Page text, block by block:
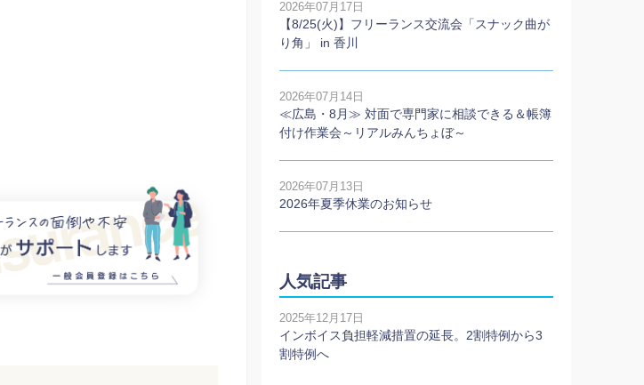
2026年07月17日
【8/25(火)】フリーランス交流会「スナック曲が
り角」 in 香川
2026年07月14日
≪広島・8月≫ 対面で専門家に相談できる＆帳簿
付け作業会～リアルみんちょぼ～
2026年07月13日
2026年夏季休業のお知らせ
人気記事
2025年12月17日
インボイス負担軽減措置の延長。2割特例から3
割特例へ